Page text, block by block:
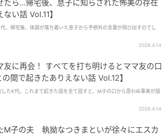
たら…帰宅後、息子に知らされた怖美の存在
い話 Vol.11】
。帰宅後、体調が落ち着いた息子から予想外の言葉が飛び出すのでし
2026.4.14
友に再会！ すべてを打ち明けるとママ友の口
間で起きたありえない話 Vol.12】
たK代。これまで起きた話を全て話すと、M子の口から思わぬ事実が語
2026.4.14
M子の夫 執拗なつきまといが徐々にエスカ